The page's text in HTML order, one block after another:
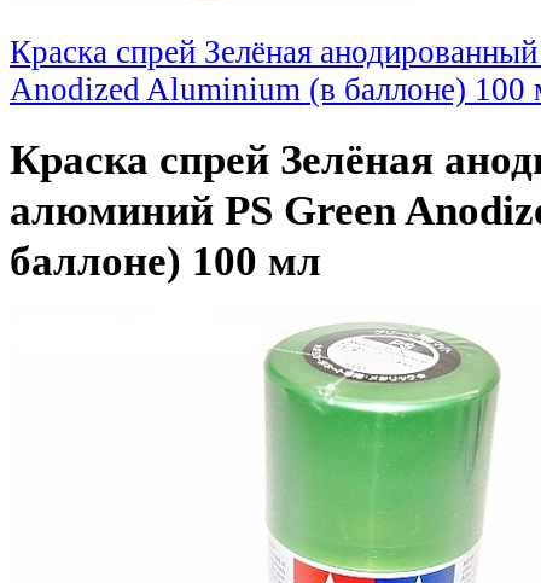
Краска спрей Зелёная
Anodized Aluminium (в баллоне) 100
Краска спрей Зелёная
алюминий PS Green
баллоне) 100 мл